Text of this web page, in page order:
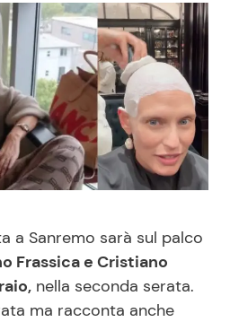
Cucina e Ricette
Consigli di Cucina
Dolci
Le Ricette in TV
a Sanremo sarà sul palco
Frassica e Cristiano
nella seconda serata.
ma racconta anche